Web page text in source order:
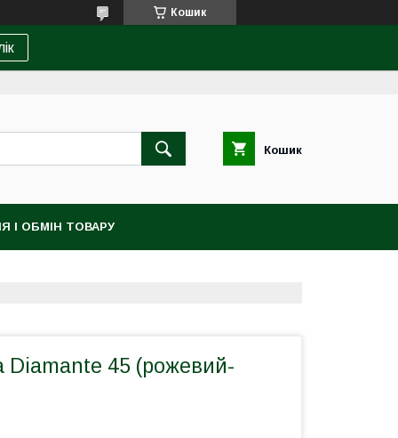
Кошик
Кошик
І ОБМІН ТОВАРУ
Diamante 45 (рожевий-